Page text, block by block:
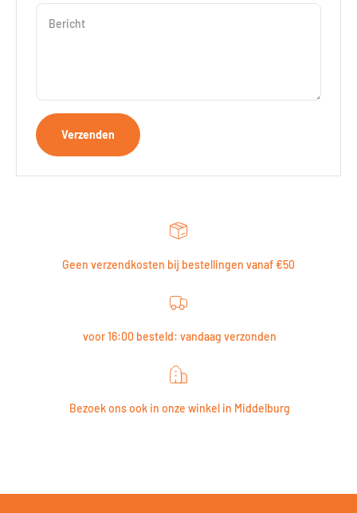
Bericht
Verzenden
Geen verzendkosten bij bestellingen vanaf €50
voor 16:00 besteld: vandaag verzonden
Bezoek ons ook in onze winkel in Middelburg